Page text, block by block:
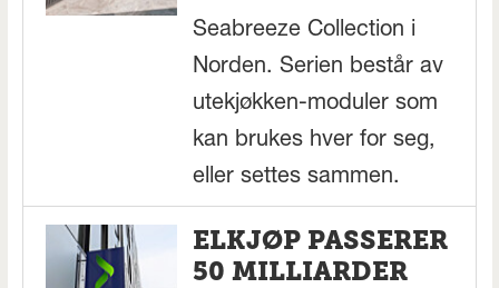
Seabreeze Collection i
Norden. Serien består av
utekjøkken-moduler som
kan brukes hver for seg,
eller settes sammen.
ELKJØP PASSERER
50 MILLIARDER